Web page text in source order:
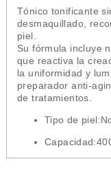
Tónico tonificante
desmaquillado,
piel.
Su fórmula incluye
que reactiva la
la uniformidad y
preparador anti-
de tratamientos.
Tipo de piel:
Capacidad: